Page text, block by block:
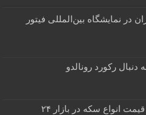
در نمایشگاه بین‌المللی فیتور
دنبال رکورد رونالدو
قیمت سکه سقوط آزاد کرد | قیمت انواع سکه در بازار ۲۴